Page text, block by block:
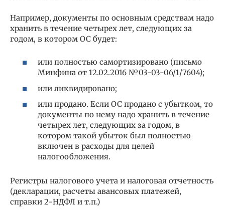
Например, документы по основным средствам надо
хранить в течение четырех лет, следующих за
годом, в котором ОС будет:
или полностью самортизировано (письмо
Минфина от 12.02.2016 №03-03-06/1/7604);
или ликвидировано;
или продано. Если ОС продано с убытком, то
документы по нему надо хранить в течение
четырех лет, следующих за годом, в
котором такой убыток был полностью
включен в расходы для целей
налогообложения.
Регистры налогового учета и налоговая отчетность
(декларации, расчеты авансовых платежей,
справки 2-НДФЛ и т.п.)